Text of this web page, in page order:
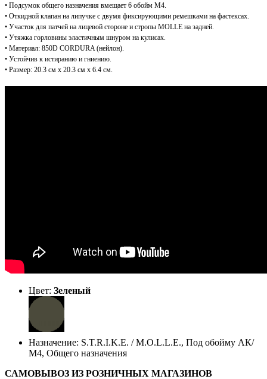
• Подсумок общего назначения вмещает 6 обойм М4.
• Откидной клапан на липучке с двумя фиксирующими ремешками на фастексах.
• Участок для патчей на лицевой стороне и стропы MOLLE на задней.
• Утяжка горловины эластичным шнуром на кулисах.
• Материал: 850D CORDURA (нейлон).
• Устойчив к истиранию и гниению.
• Размер: 20.3 см х 20.3 см x 6.4 см.
Цвет: Зеленый
Назначение: S.T.R.I.K.E. / M.O.L.L.E., Под обойму АК/
М4, Общего назначения
САМОВЫВОЗ ИЗ РОЗНИЧНЫХ МАГАЗИНОВ